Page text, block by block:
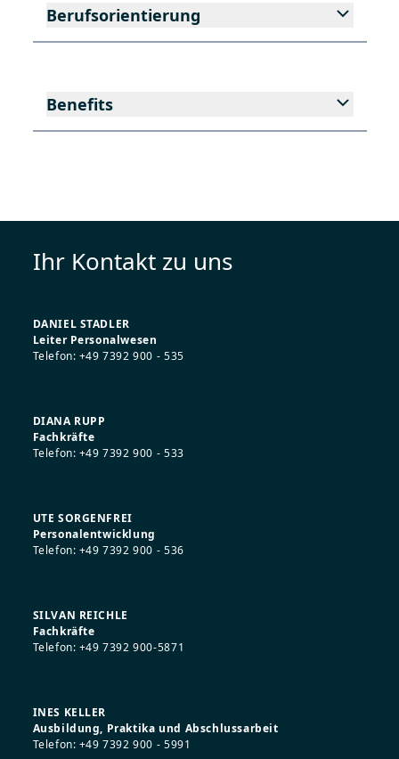
Berufsorientierung
Benefits
Ihr Kontakt zu uns
DANIEL STADLER
Leiter Personalwesen
Telefon: +49 7392 900 - 535
DIANA RUPP
Fachkräfte
Telefon: +49 7392 900 - 533
UTE SORGENFREI
Personalentwicklung
Telefon: +49 7392 900 - 536
SILVAN REICHLE
Fachkräfte
Telefon: +49 7392 900-5871
INES KELLER
Ausbildung, Praktika und Abschlussarbeit
Telefon: +49 7392 900 - 5991